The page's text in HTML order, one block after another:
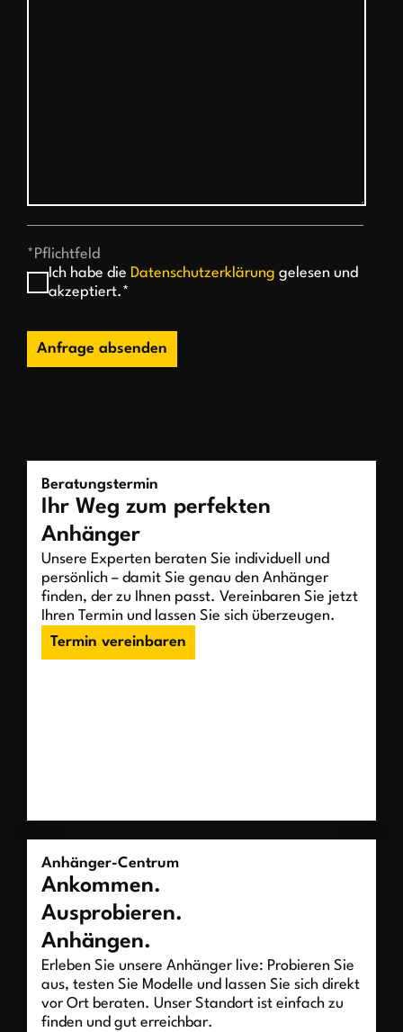
*Pflichtfeld
Ich habe die Datenschutzerklärung gelesen und
akzeptiert.*
Anfrage absenden
Beratungstermin
Ihr Weg zum perfekten
Anhänger
Unsere Experten beraten Sie individuell und
persönlich – damit Sie genau den Anhänger
finden, der zu Ihnen passt. Vereinbaren Sie jetzt
Ihren Termin und lassen Sie sich überzeugen.
Termin vereinbaren
Anhänger-Centrum
Ankommen.
Ausprobieren.
Anhängen.
Erleben Sie unsere Anhänger live: Probieren Sie
aus, testen Sie Modelle und lassen Sie sich direkt
vor Ort beraten. Unser Standort ist einfach zu
finden und gut erreichbar.